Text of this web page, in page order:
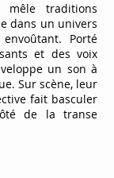
mêle traditions
dans un univers
Porté
et des voix
un son à
Sur scène, leur
fait basculer
de la transe